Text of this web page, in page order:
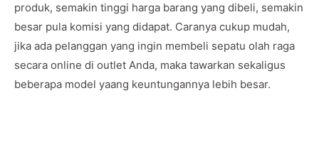
produk, semakin tinggi harga barang yang dibeli, semakin
besar pula komisi yang didapat. Caranya cukup mudah,
jika ada pelanggan yang ingin membeli sepatu olah raga
secara online di outlet Anda, maka tawarkan sekaligus
beberapa model yaang keuntungannya lebih besar.